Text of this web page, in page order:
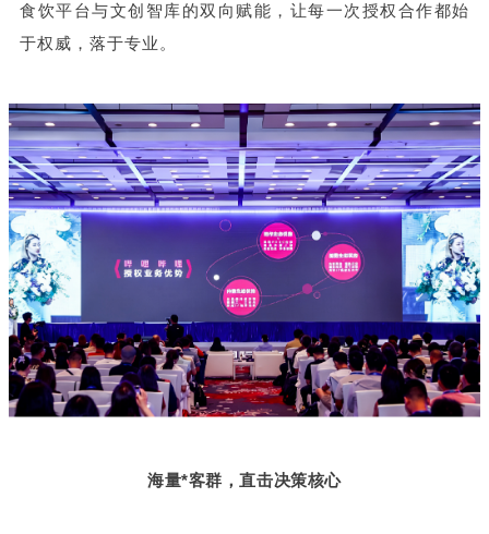
食饮平台与文创智库的双向赋能，让每一次授权合作都始
于权威，落于专业。
海量*客群，直击决策核心